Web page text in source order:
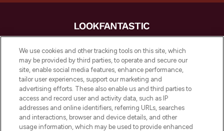
LOOKFANTASTIC is de ultieme online
beautybestemming van Europa, met de
beste huidverzorging, haarproducten en
make-up van meer dan 200 topmerken.
Shop online of via de app, met gratis
verzending vanaf €40.
Cookie-toestemming
We use cookies and other tracking tools on this site, which
may be provided by third parties, to operate and secure our
site, enable social media features, enhance performance,
tailor user experiences, support our marketing and
advertising efforts. These also enable us and third parties to
access and record user and activity data, such as IP
addresses and online identifiers, referring URLs, searches
and interactions, browser and device details, and other
usage information, which may be used to provide enhanced